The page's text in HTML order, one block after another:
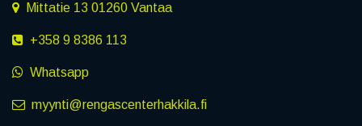
Mittatie 13 01260 Vantaa
+358 9 8386 113
Whatsapp
myynti@rengascenterhakkila.fi